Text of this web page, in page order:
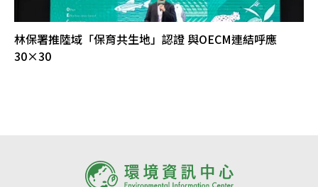
林保署推陸域「保育共生地」認證 與OECM連結呼應
30×30